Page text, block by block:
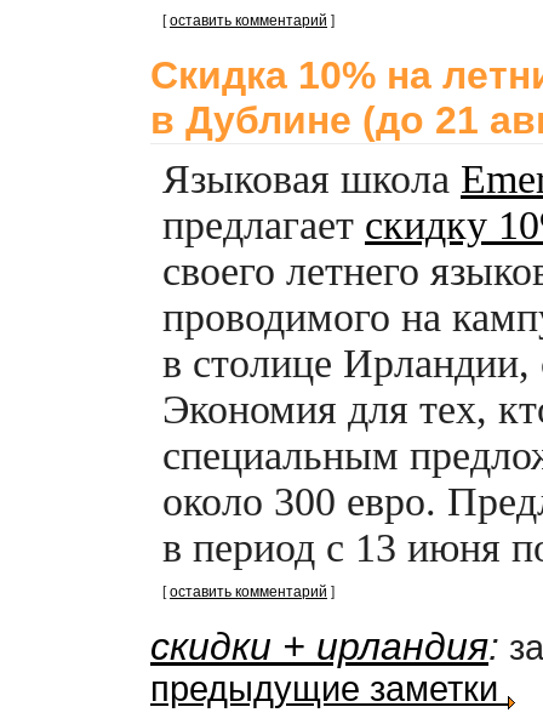
[оставить комментарий ]
Скидка 10% на
в Дублине (до 21
Языковая школа
предлагает скидку
своего летнего
проводимого на
в столице
Экономия для тех,
специальным
около 300 евро.
в период с 13 июня
[оставить комментарий ]
скидки + ирландия:
предыдущие заметки